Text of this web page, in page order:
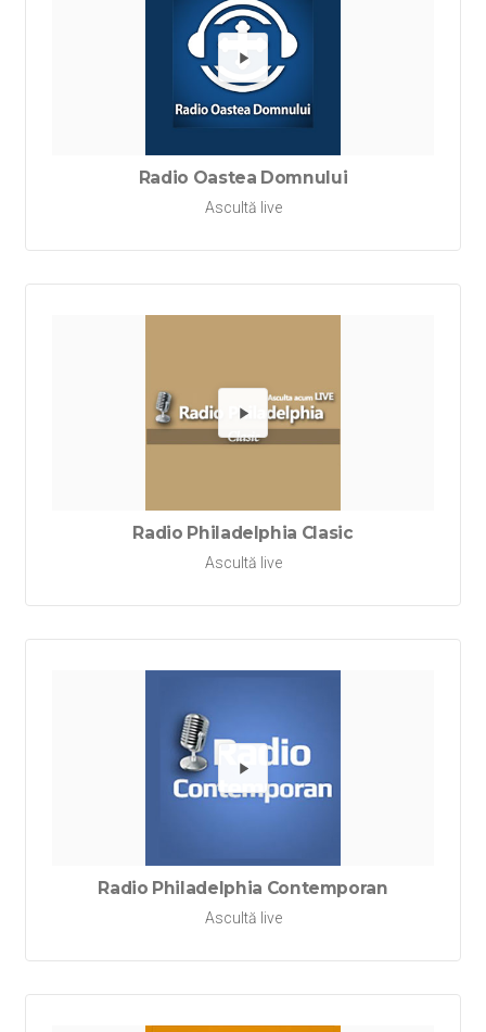
Redă
Radio Oastea Domnului
Ascultă live
Redă
Radio Philadelphia Clasic
Ascultă live
Redă
Radio Philadelphia Contemporan
Ascultă live